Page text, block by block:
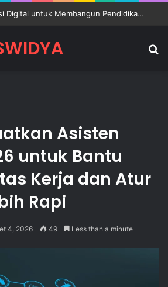
Pentingnya Inovasi Digital untuk Membangun Pendidikan Sekolah yang Lebih Berkualitas
Asisten
untuk Bantu
Kerja dan Atur
Rapi
4, 2026 49 Less than a minute